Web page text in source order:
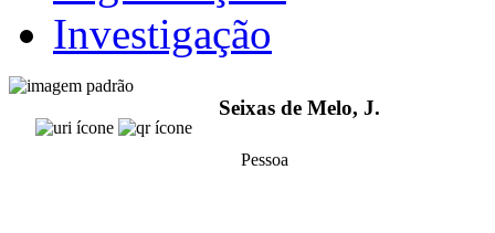
Investigação
Seixas de Melo, J.
Pessoa